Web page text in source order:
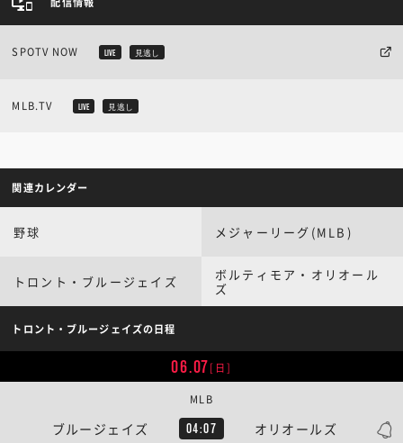
SPOTV NOW LIVE 見逃し
MLB.TV LIVE 見逃し
関連カレンダー
野球 メジャーリーグ(MLB)
トロント・ブルージェイズ
ボルティモア・オリオール
ズ
トロント・ブルージェイズの日程
06.07[日]
ブルージェイズ 04:07 オリオールズ
MLB